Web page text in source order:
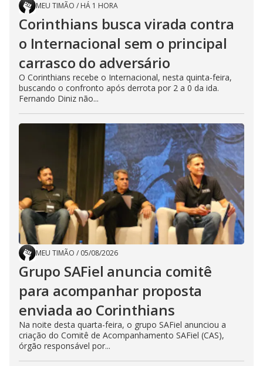
MEU TIMÃO / HÁ 1 HORA
Corinthians busca virada contra
o Internacional sem o principal
carrasco do adversário
O Corinthians recebe o Internacional, nesta quinta-feira,
buscando o confronto após derrota por 2 a 0 da ida.
Fernando Diniz não...
MEU TIMÃO / 05/08/2026
Grupo SAFiel anuncia comitê
para acompanhar proposta
enviada ao Corinthians
Na noite desta quarta-feira, o grupo SAFiel anunciou a
criação do Comitê de Acompanhamento SAFiel (CAS),
órgão responsável por...